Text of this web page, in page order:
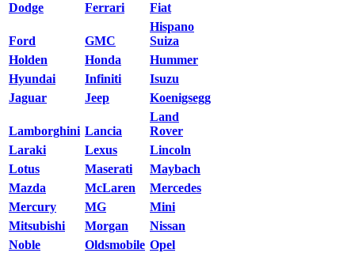
Dodge
Ferrari Fiat
Ford GMC
Hispano
Suiza
Holden
Honda
Hummer
Hyundai
Infiniti
Isuzu
Jaguar
Jeep Koenigsegg
Lamborghini Lancia
Land
Rover
Laraki
Lexus
Lincoln
Lotus
Maserati
Maybach
Mazda
McLaren
Mercedes
Mercury
MG
Mini
Mitsubishi
Morgan
Nissan
Noble
Oldsmobile Opel